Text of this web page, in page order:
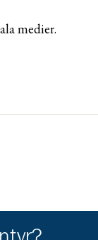
medier.